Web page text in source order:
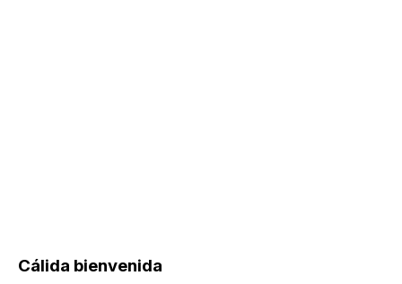
Cálida bienvenida